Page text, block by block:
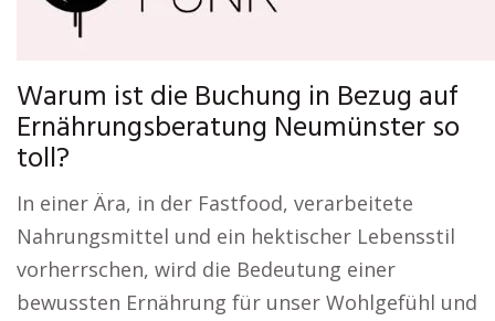
Warum ist die Buchung in Bezug auf
Ernährungsberatung Neumünster so
toll?
In einer Ära, in der Fastfood, verarbeitete
Nahrungsmittel und ein hektischer Lebensstil
vorherrschen, wird die Bedeutung einer
bewussten Ernährung für unser Wohlgefühl und